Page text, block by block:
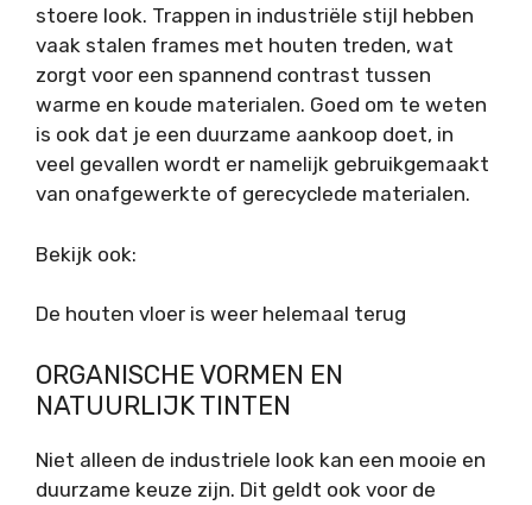
stoere look. Trappen in industriële stijl hebben
vaak stalen frames met houten treden, wat
zorgt voor een spannend contrast tussen
warme en koude materialen. Goed om te weten
is ook dat je een duurzame aankoop doet, in
veel gevallen wordt er namelijk gebruikgemaakt
van onafgewerkte of gerecyclede materialen.
Bekijk ook:
De houten vloer is weer helemaal terug
ORGANISCHE VORMEN EN
NATUURLIJK TINTEN
Niet alleen de industriele look kan een mooie en
duurzame keuze zijn. Dit geldt ook voor de